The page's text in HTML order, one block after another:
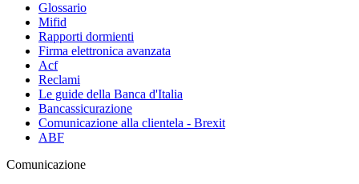
Glossario
Mifid
Rapporti dormienti
Firma elettronica avanzata
Acf
Reclami
Le guide della Banca d'Italia
Bancassicurazione
Comunicazione alla clientela - Brexit
ABF
Comunicazione